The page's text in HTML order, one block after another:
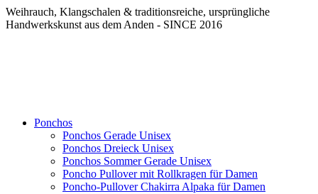
Weihrauch, Klangschalen & traditionsreiche, ursprüngliche
Handwerkskunst aus dem Anden - SINCE 2016
Ponchos
Ponchos Gerade Unisex
Ponchos Dreieck Unisex
Ponchos Sommer Gerade Unisex
Poncho Pullover mit Rollkragen für Damen
Poncho-Pullover Chakirra Alpaka für Damen